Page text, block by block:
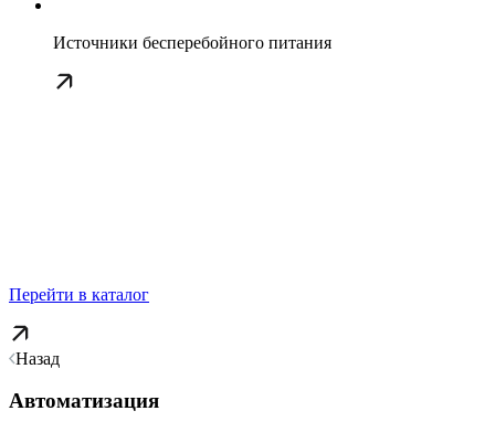
Источники бесперебойного питания
Перейти в каталог
Назад
Автоматизация